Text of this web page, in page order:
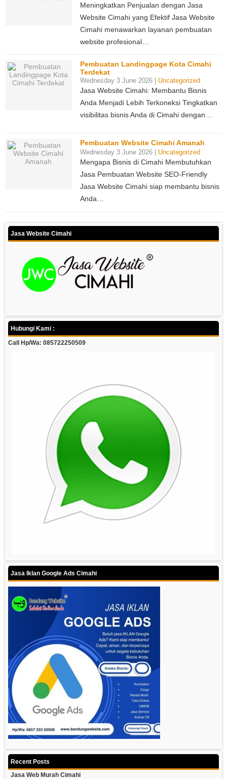
Meningkatkan Penjualan dengan Jasa
Website Cimahi yang Efektif Jasa Website
Cimahi menawarkan layanan pembuatan
website profesional…
Pembuatan Landingpage Kota Cimahi
Terdekat
Wednesday 3 June 2026 | Uncategorized
Jasa Website Cimahi: Membantu Bisnis
Anda Menjadi Lebih Terkoneksi Tingkatkan
visibilitas bisnis Anda di Cimahi dengan…
Pembuatan Website Cimahi Amanah
Wednesday 3 June 2026 | Uncategorized
Mengapa Bisnis di Cimahi Membutuhkan
Jasa Pembuatan Website SEO-Friendly
Jasa Website Cimahi siap membantu bisnis
Anda…
Jasa Website Cimahi
Hubungi Kami :
Call Hp/Wa: 085722250509
Jasa Iklan Google Ads Cimahi
Recent Posts
Jasa Web Murah Cimahi